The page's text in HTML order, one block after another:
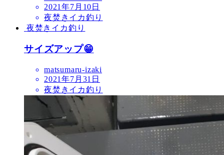
2021年7月10日
夜焚きイカ釣り
夜焚きイカ釣り
サイズアップ😁
matsumaru-izaki
2021年7月31日
夜焚きイカ釣り